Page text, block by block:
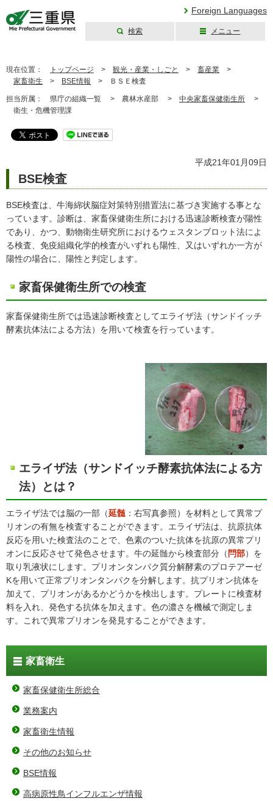
Foreign Languages
検索 メニュー
現在位置： トップページ > 観光・産業・しごと > 畜産業 >
家畜衛生 > BSE情報 > ＢＳＥ検査
担当所属： 県庁の組織一覧 > 農林水産部 > 中央家畜保健衛生所 >
衛生・危機管理課
平成21年01月09日
BSE検査
BSE検査は、牛海綿状脳症対策特別措置法に基づき実施する事とな
っています。診断は、家畜保健衛生所における迅速診断検査が陽性
であり、かつ、動物衛生研究所におけるウェスタンブロット法によ
る検査、免疫組織化学的検査がいずれも陽性、又はいずれか一方が
陽性の場合に、陽性と判定します。
家畜保健衛生所での検査
家畜保健衛生所では迅速診断検査としてエライザ法（サンドイッチ
酵素抗体法による方法）を用いて検査を行っています。
エライザ法（サンドイッチ酵素抗体法による方
法）とは？
エライザ法では脳の一部（延髄 ：右写真参照）を材料として異常プ
リオンの有無を検査することができます。エライザ法は、抗原抗体
反応を用いた検査法のことで、色素のついた抗体を抗原の異常プリ
オンに反応させて発色させます。牛の延髄から検査部分（ 閂部）を
取り乳液状にします。プリオンタンパク質分解酵素のプロテアーゼ
Kを用いて正常プリオンタンパクを分解します。抗プリオン抗体を
加えて、プリオンがあるかどうかを検出します。プレートに検査材
料を入れ、発色する抗体を加えます。色の濃さを機械で測定しま
す。これで異常プリオンを発見することができます。
家畜衛生
家畜保健衛生所総合
業務案内
家畜衛生情報
その他のお知らせ
BSE情報
高病原性鳥インフルエンザ情報